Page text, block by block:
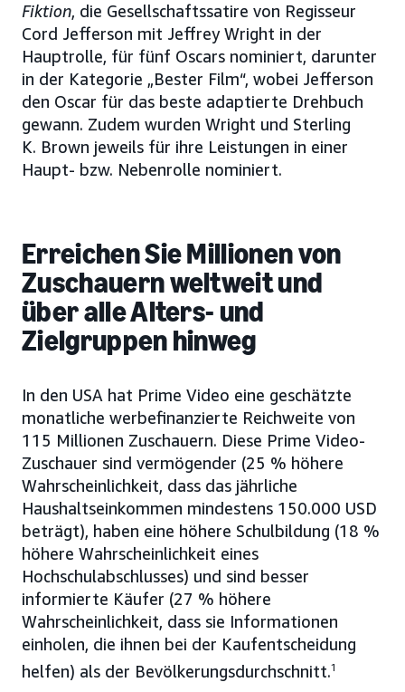
Fiktion, die Gesellschaftssatire von Regisseur
Cord Jefferson mit Jeffrey Wright in der
Hauptrolle, für fünf Oscars nominiert, darunter
in der Kategorie „Bester Film“, wobei Jefferson
den Oscar für das beste adaptierte Drehbuch
gewann. Zudem wurden Wright und Sterling
K. Brown jeweils für ihre Leistungen in einer
Haupt- bzw. Nebenrolle nominiert.
Erreichen Sie Millionen von
Zuschauern weltweit und
über alle Alters- und
Zielgruppen hinweg
In den USA hat Prime Video eine geschätzte
monatliche werbefinanzierte Reichweite von
115 Millionen Zuschauern. Diese Prime Video-
Zuschauer sind vermögender (25 % höhere
Wahrscheinlichkeit, dass das jährliche
Haushaltseinkommen mindestens 150.000 USD
beträgt), haben eine höhere Schulbildung (18 %
höhere Wahrscheinlichkeit eines
Hochschulabschlusses) und sind besser
informierte Käufer (27 % höhere
Wahrscheinlichkeit, dass sie Informationen
einholen, die ihnen bei der Kaufentscheidung
helfen) als der Bevölkerungsdurchschnitt.1